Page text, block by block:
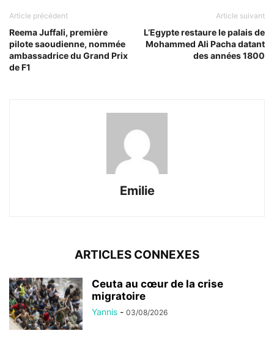
Article précédent
Reema Juffali, première
pilote saoudienne, nommée
ambassadrice du Grand Prix
de F1
Article suivant
L’Egypte restaure le palais de
Mohammed Ali Pacha datant
des années 1800
Emilie
ARTICLES CONNEXES
Ceuta au cœur de la crise
migratoire
Yannis - 03/08/2026